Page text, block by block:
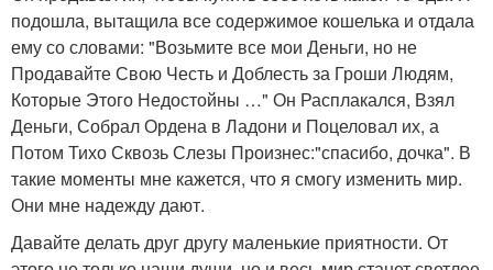
подошла, вытащила все содержимое кошелька и отдала
ему со словами: "Возьмите все мои Деньги, но не
Продавайте Свою Честь и Доблесть за Гроши Людям,
Которые Этого Недостойны …" Он Расплакался, Взял
Деньги, Собрал Ордена в Ладони и Поцеловал их, а
Потом Тихо Сквозь Слезы Произнес:"спасибо, дочка". В
такие моменты мне кажется, что я смогу изменить мир.
Они мне надежду дают.
Давайте делать друг другу маленькие приятности. От